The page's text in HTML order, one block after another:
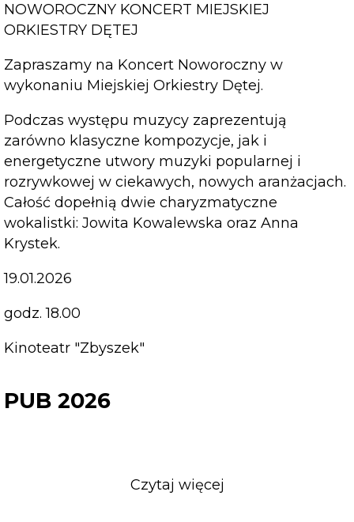
NOWOROCZNY KONCERT MIEJSKIEJ
ORKIESTRY DĘTEJ
Zapraszamy na Koncert Noworoczny w
wykonaniu Miejskiej Orkiestry Dętej.
Podczas występu muzycy zaprezentują
zarówno klasyczne kompozycje, jak i
energetyczne utwory muzyki popularnej i
rozrywkowej w ciekawych, nowych aranżacjach.
Całość dopełnią dwie charyzmatyczne
wokalistki: Jowita Kowalewska oraz Anna
Krystek.
19.01.2026
godz. 18.00
Kinoteatr "Zbyszek"
PUB 2026
Czytaj więcej